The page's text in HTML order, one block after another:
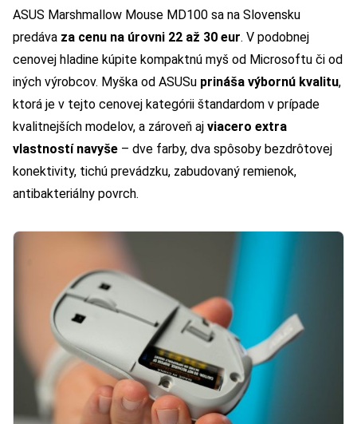
ASUS Marshmallow Mouse MD100 sa na Slovensku
predáva za cenu na úrovni 22 až 30 eur. V podobnej
cenovej hladine kúpite kompaktnú myš od Microsoftu či od
iných výrobcov. Myška od ASUSu prináša výbornú kvalitu,
ktorá je v tejto cenovej kategórii štandardom v prípade
kvalitnejších modelov, a zároveň aj viacero extra
vlastností navyše – dve farby, dva spôsoby bezdrôtovej
konektivity, tichú prevádzku, zabudovaný remienok,
antibakteriálny povrch.